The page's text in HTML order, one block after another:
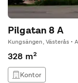
Pilgatan 8 A
Kungsängen, Västerås •
328 m²
Kontor